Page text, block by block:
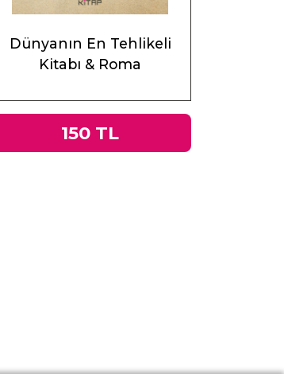
Dünyanın En Tehlikeli
Kitabı & Roma
Almanyası’na Tacitus’un
Germania’sı
150 TL